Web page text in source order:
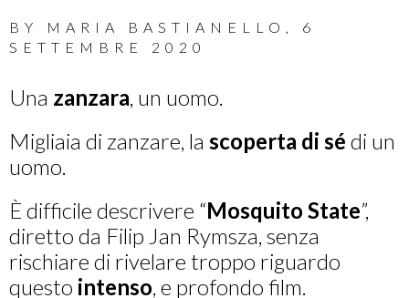
BY MARIA BASTIANELLO
6
SETTEMBRE 2020
Una zanzara , un uomo.
Migliaia di zanzare, la scoperta di sé di un
uomo.
È difficile descrivere “Mosquito State”,
diretto da Filip Jan Rymsza, senza
rischiare di rivelare troppo riguardo
questo intenso , e profondo film.